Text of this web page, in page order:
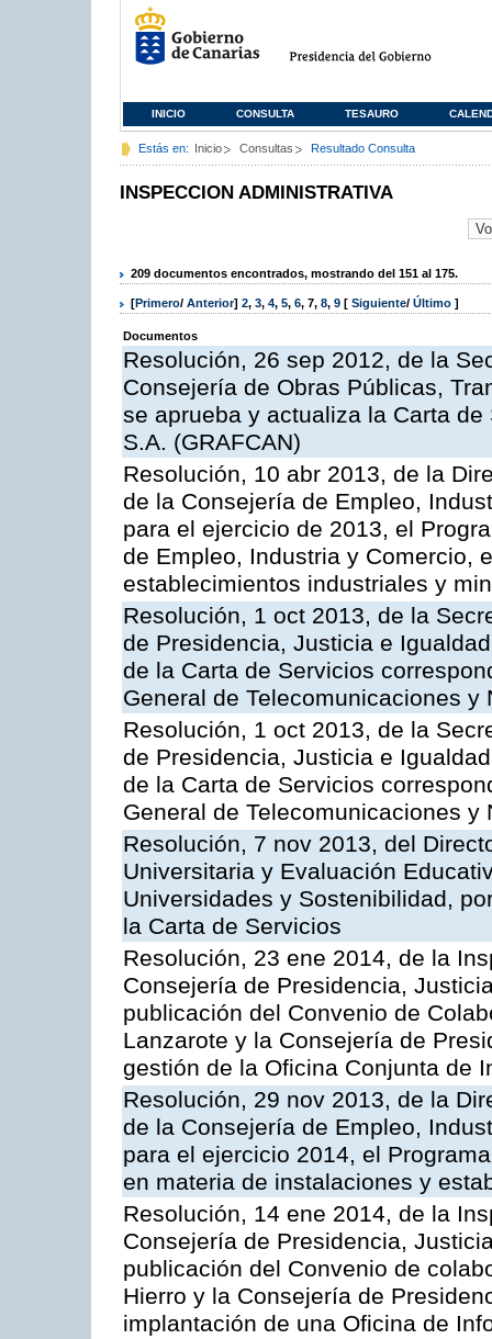
INICIO CONSULTA TESAURO
Estás en: Inicio Consultas Resultado Consulta
INSPECCION ADMINISTRATIVA
209 documentos encontrados, mostrando del 151 al 175.
[Primero/ Anterior] 2, 3, 4, 5, 6, 7, 8, 9 [ Siguiente/ Último ]
Documentos
Resolución, 26 sep 2012, de la
Consejería de Obras Públicas,
se aprueba y actualiza la Carta
S.A. (GRAFCAN)
Resolución, 10 abr 2013, de la
de la Consejería de Empleo,
para el ejercicio de 2013, el
de Empleo, Industria y Comercio,
establecimientos industriales y
Resolución, 1 oct 2013, de la
de Presidencia, Justicia e
de la Carta de Servicios
General de Telecomunicaciones y
Resolución, 1 oct 2013, de la
de Presidencia, Justicia e
de la Carta de Servicios
General de Telecomunicaciones y
Resolución, 7 nov 2013, del
Universitaria y Evaluación
Universidades y Sostenibilidad,
la Carta de Servicios
Resolución, 23 ene 2014, de la
Consejería de Presidencia,
publicación del Convenio de
Lanzarote y la Consejería de
gestión de la Oficina Conjunta de
Resolución, 29 nov 2013, de la
de la Consejería de Empleo,
para el ejercicio 2014, el
en materia de instalaciones y
Resolución, 14 ene 2014, de la
Consejería de Presidencia,
publicación del Convenio de
Hierro y la Consejería de
implantación de una Oficina de